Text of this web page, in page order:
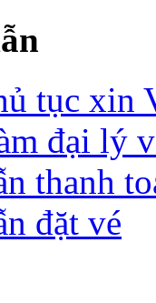
tục xin
đại lý
thanh
đặt vé